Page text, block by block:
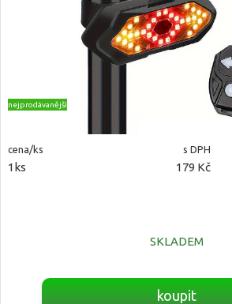
nejprodávanější
cena/ks s DPH
1ks 179 Kč
SKLADEM
koupit